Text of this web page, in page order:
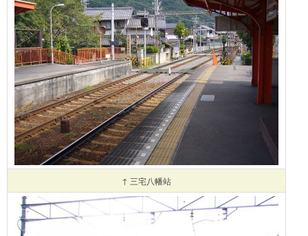
↑ 三宅八幡站